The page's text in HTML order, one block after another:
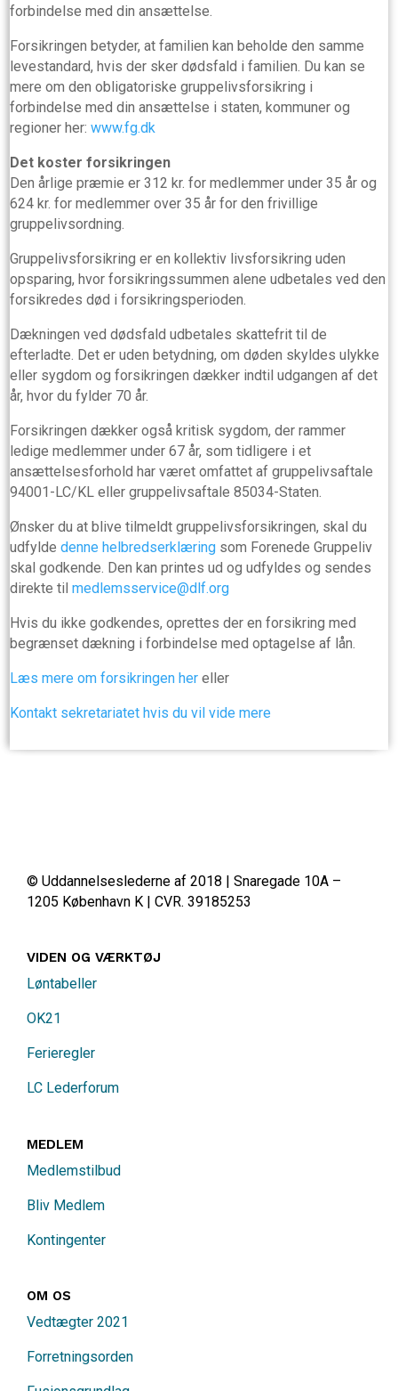
forbindelse med din ansættelse.
Forsikringen betyder, at familien kan beholde den samme
levestandard, hvis der sker dødsfald i familien. Du kan se
mere om den obligatoriske gruppelivsforsikring i
forbindelse med din ansættelse i staten, kommuner og
regioner her:www.fg.dk
Det koster forsikringen
Den årlige præmie er 312 kr. for medlemmer under 35 år og
624 kr. for medlemmer over 35 år for den frivillige
gruppelivsordning.
Gruppelivsforsikring er en kollektiv livsforsikring uden
opsparing, hvor forsikringssummen alene udbetales ved den
forsikredes død i forsikringsperioden.
Dækningen ved dødsfald udbetales skattefrit til de
efterladte. Det er uden betydning, om døden skyldes ulykke
eller sygdom og forsikringen dækker indtil udgangen af det
år, hvor du fylder 70 år.
Forsikringen dækker også kritisk sygdom, der rammer
ledige medlemmer under 67 år, som tidligere i et
ansættelsesforhold har været omfattet af gruppelivsaftale
94001-LC/KL eller gruppelivsaftale 85034-Staten.
Ønsker du at blive tilmeldt gruppelivsforsikringen, skal du
udfyldedenne helbredserklæring som Forenede Gruppeliv
skal godkende. Den kan printes ud og udfyldes og sendes
direkte tilmedlemsservice@dlf.org
Hvis du ikke godkendes, oprettes der en forsikring med
begrænset dækning i forbindelse med optagelse af lån.
Læs mere om forsikringen her eller
Kontakt sekretariatet hvis du vil vide mere
© Uddannelseslederne af 2018 | Snaregade 10A –
1205 København K | CVR. 39185253
VIDEN OG VÆRKTØJ
Løntabeller
OK21
Ferieregler
LC Lederforum
MEDLEM
Medlemstilbud
Bliv Medlem
Kontingenter
OM OS
Vedtægter 2021
Forretningsorden